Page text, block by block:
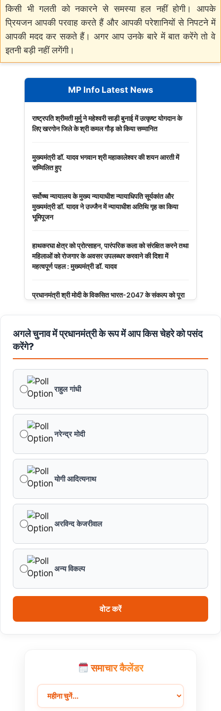
किसी भी गलती को नकारने से समस्या हल नहीं होगी। आपके
प्रियजन आपकी परवाह करते हैं और आपकी परेशानियों से निपटने में
आपकी मदद कर सकते हैं। अगर आप उनके बारे में बात करेंगे तो वे
इतनी बड़ी नहीं लगेंगी।
MP Info Latest News
राष्ट्रपति श्रीमती मुर्मु ने महेश्वरी साड़ी बुनाई में उत्कृष्ट योगदान के
लिए खरगोन जिले के श्री कमल गौड़ को किया सम्मानित
मुख्यमंत्री डॉ. यादव भगवान श्री महाकालेश्‍वर की शयन आरती में
सम्मिलित हुए
सर्वोच्च न्यायालय के मुख्‍य न्‍यायाधीश न्यायाधिपति सूर्यकांत और
मुख्यमंत्री डॉ. यादव ने उज्जैन में न्यायाधीश अतिथि गृह का किया
भूमिपूजन
हाथकरघा क्षेत्र को प्रोत्साहन, पारंपरिक कला को संरक्षित करने तथा
महिलाओं को रोजगार के अवसर उपलब्धर करवाने की दिशा में
महत्वपूर्ण पहल : मुख्यमंत्री डॉ. यादव
प्रधानमंत्री श्री मोदी के विकसित भारत-2047 के संकल्प को पूरा
बंदियों की समय पूर्व रिहाई दूसरे बंदियों को भी अच्छे आचरण के लिए
करेगी प्रोत्साहित : मुख्यमंत्री डॉ. यादव
छिंदवाड़ा को औद्योगिक हब बनाने की दिशा में तेज होंगे प्रयास :
मुख्यमंत्री डॉ. यादव
जन सेवा में संवेदनशीलता ही सुशासन की पहचान : मुख्यमंत्री डॉ.
प्रशिक्षु छात्राएं आत्मविश्वास रखें, तकनीकी दक्षता के साथ अपनी
जड़ों से जुड़े : मुख्यमंत्री डॉ. यादव
प्रत्येक शुक्रवार को दौरे पर रहेंगे अधिकारी : मुख्यमंत्री डॉ. यादव
हथकरघा, हमारी समृद्धशाली सांस्कृतिक विरासत, कौशल और
आत्मनिर्भरता का सशक्त प्रतीक है : मुख्यमंत्री डॉ. यादव
बधाई
स्वामीनाथन की जयंती पर किया नमन
अगले चुनाव में प्रधानमंत्री के रूप में आप किस चेहरे को पसंद
करेंगे?
राहुल गांधी
नरेन्द्र मोदी
योगी आदित्यनाथ
अरविन्द केजरीवाल
अन्य विकल्प
वोट करें
समाचार कैलेंडर